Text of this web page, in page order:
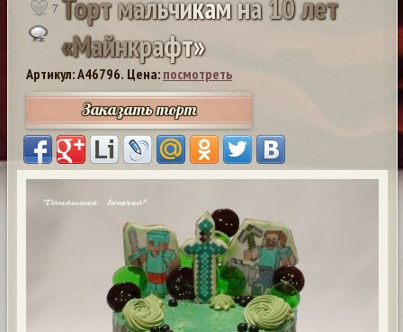
7Тортмальчикамна10лет
«Майнкрафт»
Артикул: A46796. Цена: посмотреть
Заказать торт